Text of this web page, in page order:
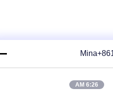
6:26 AM